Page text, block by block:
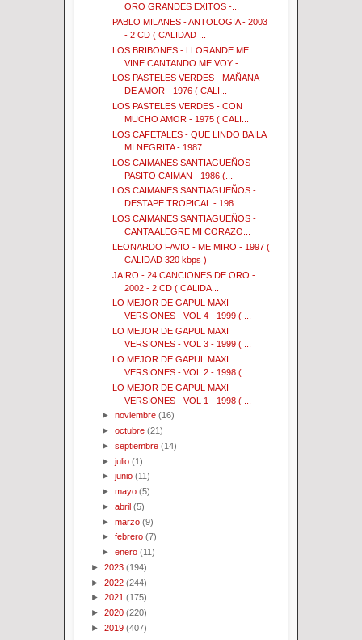
ORO GRANDES EXITOS -...
PABLO MILANES - ANTOLOGIA - 2003
- 2 CD ( CALIDAD ...
LOS BRIBONES - LLORANDE ME
VINE CANTANDO ME VOY - ...
LOS PASTELES VERDES - MAÑANA
DE AMOR - 1976 ( CALI...
LOS PASTELES VERDES - CON
MUCHO AMOR - 1975 ( CALI...
LOS CAFETALES - QUE LINDO BAILA
MI NEGRITA - 1987 ...
LOS CAIMANES SANTIAGUEÑOS -
PASITO CAIMAN - 1986 (...
LOS CAIMANES SANTIAGUEÑOS -
DESTAPE TROPICAL - 198...
LOS CAIMANES SANTIAGUEÑOS -
CANTA ALEGRE MI CORAZO...
LEONARDO FAVIO - ME MIRO - 1997 (
CALIDAD 320 kbps )
JAIRO - 24 CANCIONES DE ORO -
2002 - 2 CD ( CALIDA...
LO MEJOR DE GAPUL MAXI
VERSIONES - VOL 4 - 1999 ( ...
LO MEJOR DE GAPUL MAXI
VERSIONES - VOL 3 - 1999 ( ...
LO MEJOR DE GAPUL MAXI
VERSIONES - VOL 2 - 1998 ( ...
LO MEJOR DE GAPUL MAXI
VERSIONES - VOL 1 - 1998 ( ...
►noviembre (16)
►octubre (21)
►septiembre (14)
►julio (1)
►junio (11)
►mayo (5)
►abril (5)
►marzo (9)
►febrero (7)
►enero (11)
► 2023 (194)
► 2022 (244)
► 2021 (175)
► 2020 (220)
► 2019 (407)